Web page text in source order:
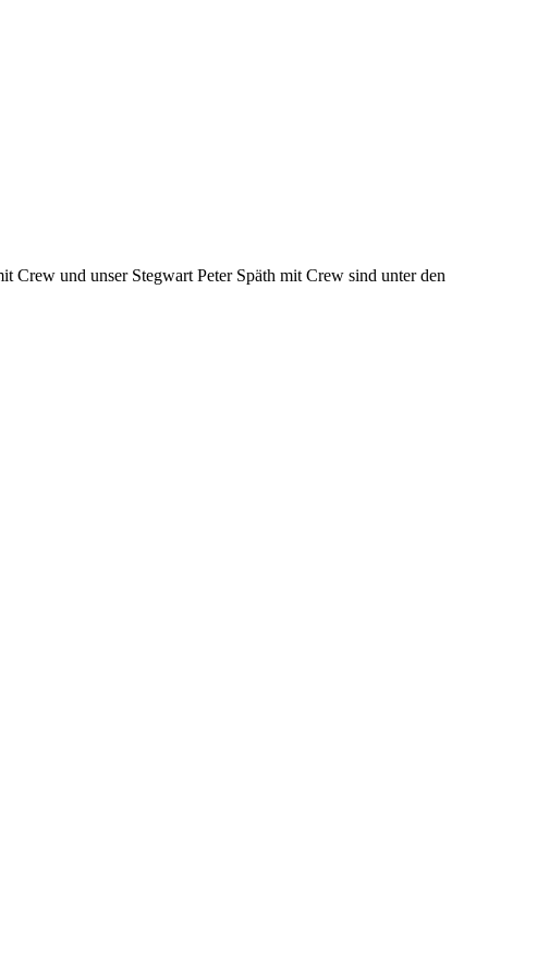
Crew und unser Stegwart Peter Späth mit Crew sind unter den